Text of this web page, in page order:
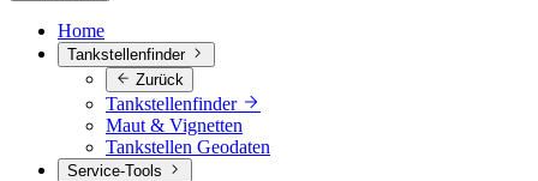
Home
Tankstellenfinder
Zurück
Tankstellenfinder
Maut & Vignetten
Tankstellen Geodaten
Service-Tools